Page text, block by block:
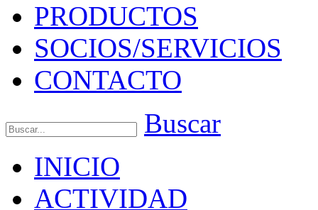
PRODUCTOS
SOCIOS/SERVICIOS
CONTACTO
Buscar
INICIO
ACTIVIDAD